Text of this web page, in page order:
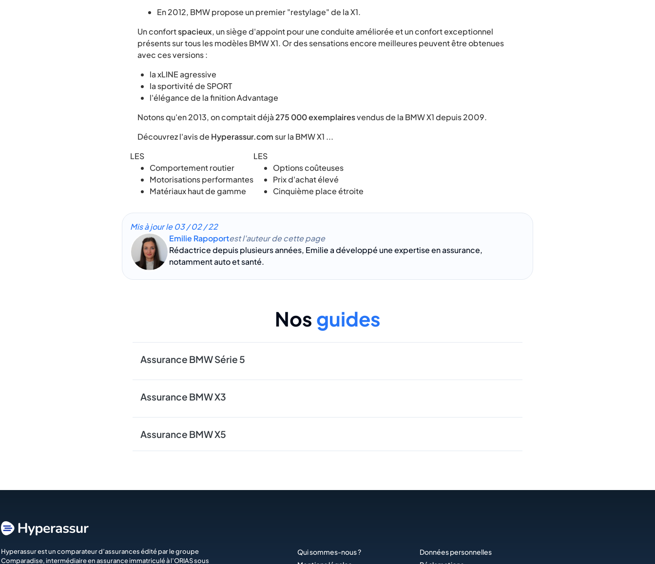
En 2012, BMW propose un premier "restylage" de la X1.
Un confortspacieux, un siège d'appoint pour une conduite améliorée et un confort exceptionnel
présents sur tous les modèles BMW X1. Or des sensations encore meilleures peuvent être obtenues
avec ces versions :
la xLINE agressive
la sportivité de SPORT
l'élégance de la finition Advantage
Notons qu'en 2013, on comptait déjà275 000 exemplairesvendus de la BMW X1 depuis 2009.
Découvrez l'avis de Hyperassur.com sur la BMW X1 ...
LES
Comportement routier
Motorisations performantes
Matériaux haut de gamme
LES
Options coûteuses
Prix d'achat élevé
Cinquième place étroite
Mis à jour le03 / 02 / 22
Emilie Rapoportest l'auteur de cette page
Rédactrice depuis plusieurs années, Emilie a développé une expertise en assurance,
notamment auto et santé.
Nos guides
Assurance BMW Série 5
Assurance BMW X3
Assurance BMW X5
Hyperassur est un comparateur d’assurances édité par le groupe
Comparadise, intermédiaire en assurance immatriculé à l’ORIAS sous
Qui sommes-nous ?
Données personnelles